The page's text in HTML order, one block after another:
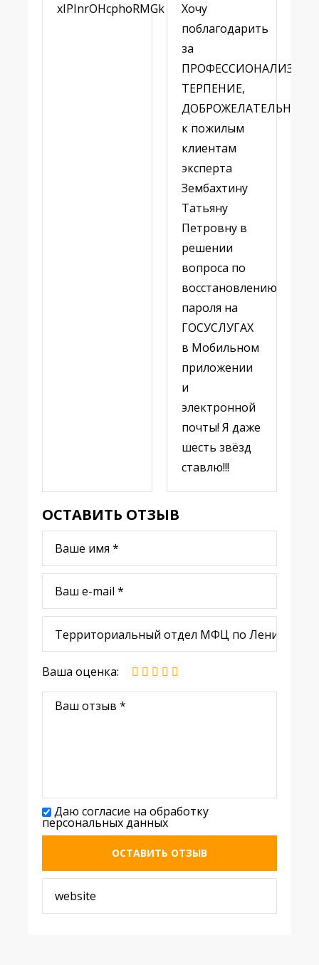
xIPInrOHcphoRMGk
Хочу
поблагодарить
за
ПРОФЕССИОНАЛИЗМ,
ТЕРПЕНИЕ,
к пожилым
клиентам
эксперта
Зембахтину
Татьяну
Петровну в
решении
вопроса по
восстановлению
пароля на
ГОСУСЛУГАХ
в Мобильном
приложении
и
электронной
почты! Я даже
шесть звёзд
ставлю!!!
ОСТАВИТЬ ОТЗЫВ
Ваша оценка:
Даю согласие на обработку
персональных данных